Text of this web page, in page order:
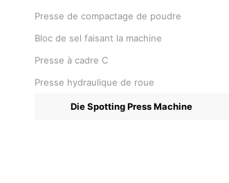
Presse de compactage de poudre
Bloc de sel faisant la machine
Presse à cadre C
Presse hydraulique de roue
Die Spotting Press Machine